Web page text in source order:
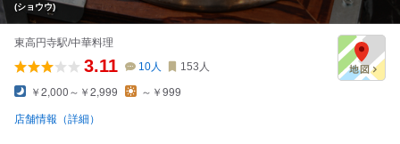
(ショウウ)
東高円寺駅/中華料理
3.11 10人 153 人
￥2,000～￥2,999 ～￥999
店舗情報（詳細）